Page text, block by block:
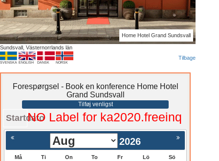
Home Hotel Grand Sundsvall
Sundsvall, Västernorrlands län
SVENSKA ENGLISH DANSK NORSK
Tilbage
Forespørgsel - Book en konference Home Hotel
Grand Sundsvall
Tilføj venligst
StartdatoNO Label for ka2020.freeinq
2026
Må Ti On To Fr Lö Sö